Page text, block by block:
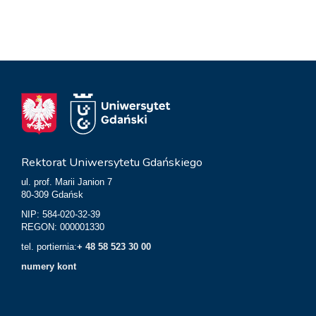
Rektorat Uniwersytetu Gdańskiego
ul. prof. Marii Janion 7
80-309 Gdańsk
NIP: 584-020-32-39
REGON: 000001330
tel. portiernia:+ 48 58 523 30 00
numery kont